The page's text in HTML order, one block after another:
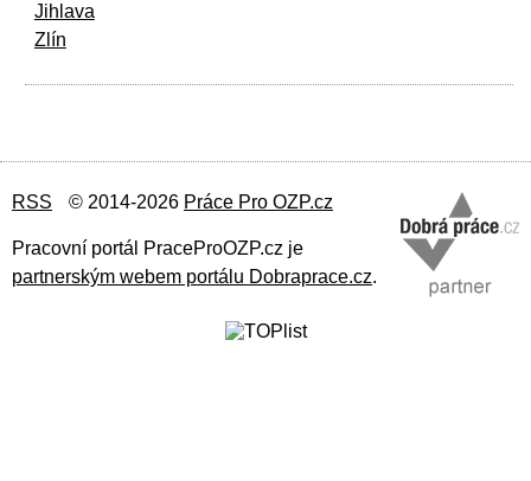
Jihlava
Zlín
RSS © 2014-2026 Práce Pro OZP.cz
Pracovní portál PraceProOZP.cz je
partnerským webem portálu Dobraprace.cz.